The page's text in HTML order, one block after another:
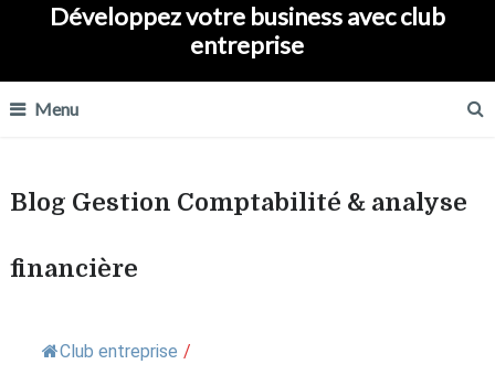
Développez votre business avec club
entreprise
Menu
Blog Gestion Comptabilité & analyse
financière
Club entreprise /